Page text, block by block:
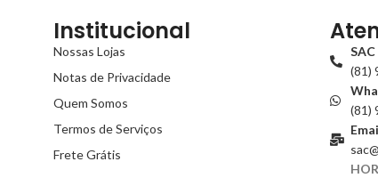
Institucional
Nossas Lojas
Notas de Privacidade
Quem Somos
Termos de Serviços
Frete Grátis
SAC
(81)
(81)